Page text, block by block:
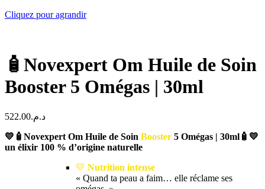
Cliquez pour agrandir
🧴Novexpert Om Huile de Soin
Booster 5 Omégas | 30ml
د.م.522.00
💛🧴Novexpert Om Huile de Soin Booster 5 Omégas | 30ml🧴💛
un élixir 100 % d’origine naturelle
💛 Nutrition intense
« Quand ta peau a faim… elle réclame ses